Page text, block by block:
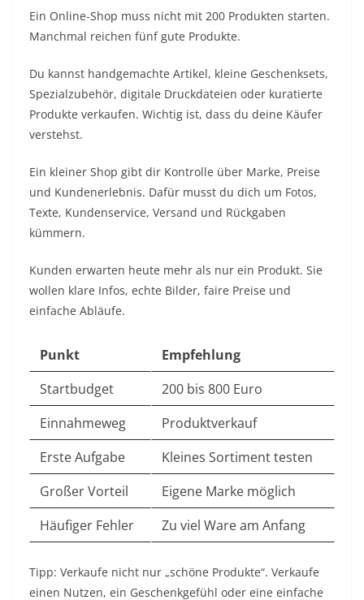
Ein Online-Shop muss nicht mit 200 Produkten starten.
Manchmal reichen fünf gute Produkte.
Du kannst handgemachte Artikel, kleine Geschenksets,
Spezialzubehör, digitale Druckdateien oder kuratierte
Produkte verkaufen. Wichtig ist, dass du deine Käufer
verstehst.
Ein kleiner Shop gibt dir Kontrolle über Marke, Preise
und Kundenerlebnis. Dafür musst du dich um Fotos,
Texte, Kundenservice, Versand und Rückgaben
kümmern.
Kunden erwarten heute mehr als nur ein Produkt. Sie
wollen klare Infos, echte Bilder, faire Preise und
einfache Abläufe.
Punkt
Empfehlung
Startbudget
200 bis 800 Euro
Einnahmeweg
Produktverkauf
Erste Aufgabe
Kleines Sortiment testen
Großer Vorteil
Eigene Marke möglich
Häufiger Fehler
Zu viel Ware am Anfang
Tipp: Verkaufe nicht nur „schöne Produkte“. Verkaufe
einen Nutzen, ein Geschenkgefühl oder eine einfache